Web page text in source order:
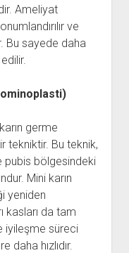
Ameliyat
ve
Bu sayede daha
germe
tekniktir. Bu teknik,
pubis bölgesindeki
Mini karın
yeniden
kasları da tam
iyileşme süreci
daha hızlıdır.